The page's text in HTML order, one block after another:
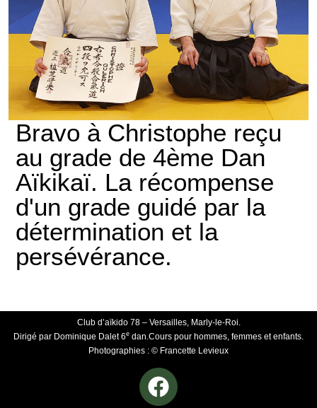
Bravo à Christophe reçu
au grade de 4ème Dan
Aïkikaï. La récompense
d'un grade guidé par la
détermination et la
persévérance.
Club d’aïkido 78 – Versailles, Marly-le-Roi.
Dirigé par Dominique Dalet 6e dan.Cours pour hommes, femmes et enfants.
Photographies : © Francette Levieux